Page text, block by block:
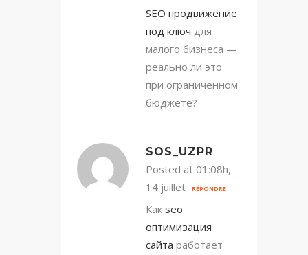
SEO продвижение
под ключ для
малого бизнеса —
реально ли это
при ограниченном
бюджете?
SOS_UZPR
Posted at 01:08h,
14 juillet
RÉPONDRE
Как seo
оптимизация
сайта работает